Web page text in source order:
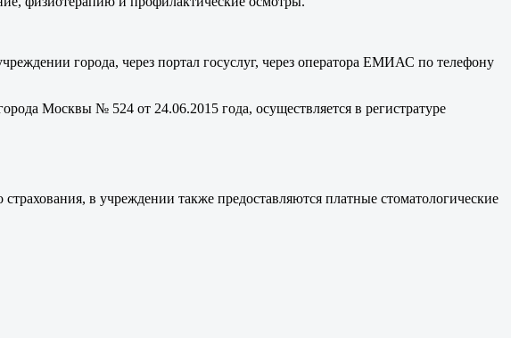
города, через портал госуслуг, через оператора ЕМИАС по телефону
Москвы № 524 от 24.06.2015 года, осуществляется в регистратуре
в учреждении также предоставляются платные стоматологические